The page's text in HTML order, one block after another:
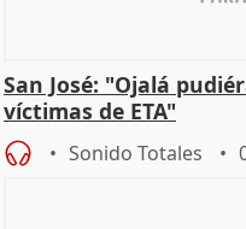
San José: "Ojalá
víctimas de ETA"
Sonido Totales